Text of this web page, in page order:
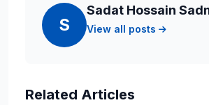
S
Sadat Hossain
View all posts
Related Articles